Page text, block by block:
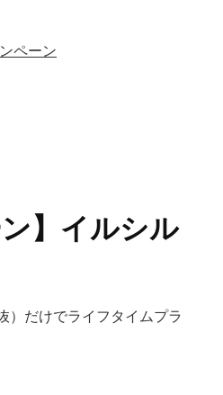
ペーン
】イルシル
だけでライフタイムプラ